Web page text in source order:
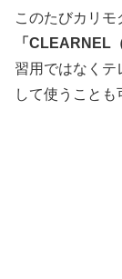
このたびカリ
「CLEARNEL
習用ではなくテ
して使うことも